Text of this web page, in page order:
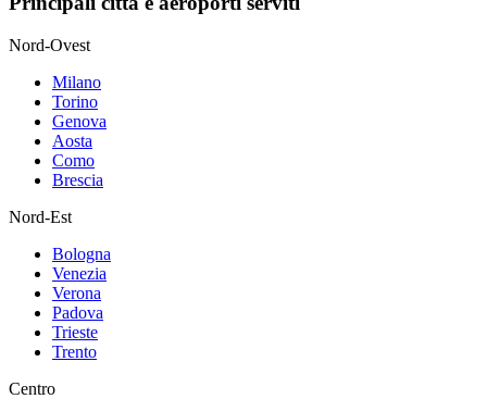
Nord-Ovest
Milano
Torino
Genova
Aosta
Como
Brescia
Nord-Est
Bologna
Venezia
Verona
Padova
Trieste
Trento
Centro